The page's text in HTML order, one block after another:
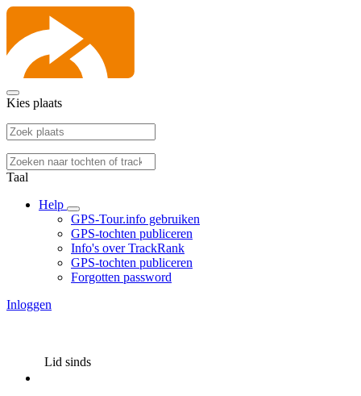
Kies plaats
Taal
Help
GPS-Tour.info gebruiken
GPS-tochten publiceren
Info's over TrackRank
GPS-tochten publiceren
Forgotten password
Inloggen
Lid sinds